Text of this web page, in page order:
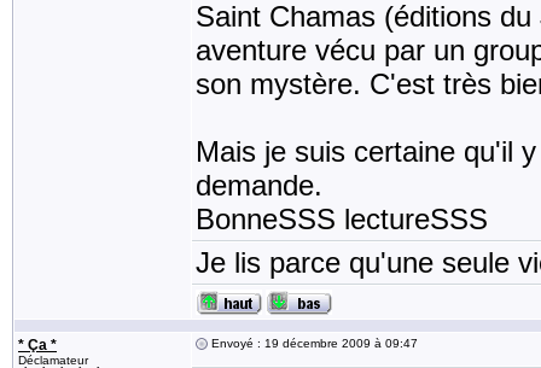
Saint Chamas (éditions
aventure vécu par un
son mystère. C'est très
Mais je suis certaine qu'il
demande.
BonneSSS lectureSSS
Je lis parce qu'une seule
* Ça *
Déclamateur
Envoyé : 19 décembre 2009 à 09:47